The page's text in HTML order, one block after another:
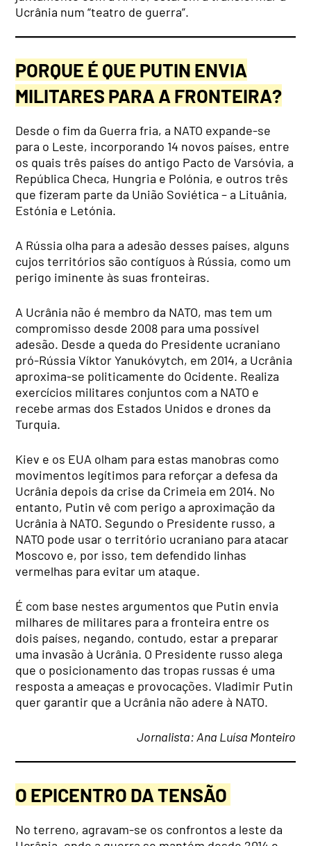
Ucrânia num “teatro de guerra”.
PORQUE É QUE PUTIN ENVIA
MILITARES PARA A FRONTEIRA?
Desde o fim da Guerra fria, a NATO expande-se
para o Leste, incorporando 14 novos países, entre
os quais três países do antigo Pacto de Varsóvia, a
República Checa, Hungria e Polónia, e outros três
que fizeram parte da União Soviética – a Lituânia,
Estónia e Letónia.
A Rússia olha para a adesão desses países, alguns
cujos territórios são contíguos à Rússia, como um
perigo iminente às suas fronteiras.
A Ucrânia não é membro da NATO, mas tem um
compromisso desde 2008 para uma possível
adesão. Desde a queda do Presidente ucraniano
pró-Rússia Víktor Yanukóvytch, em 2014, a Ucrânia
aproxima-se politicamente do Ocidente. Realiza
exercícios militares conjuntos com a NATO e
recebe armas dos Estados Unidos e drones da
Turquia.
Kiev e os EUA olham para estas manobras como
movimentos legítimos para reforçar a defesa da
Ucrânia depois da crise da Crimeia em 2014. No
entanto, Putin vê com perigo a aproximação da
Ucrânia à NATO. Segundo o Presidente russo, a
NATO pode usar o território ucraniano para atacar
Moscovo e, por isso, tem defendido linhas
vermelhas para evitar um ataque.
É com base nestes argumentos que Putin envia
milhares de militares para a fronteira entre os
dois países, negando, contudo, estar a preparar
uma invasão à Ucrânia. O Presidente russo alega
que o posicionamento das tropas russas é uma
resposta a ameaças e provocações. Vladimir Putin
quer garantir que a Ucrânia não adere à NATO.
Jornalista: Ana Luísa Monteiro
O EPICENTRO DA TENSÃO
No terreno, agravam-se os confrontos a leste da